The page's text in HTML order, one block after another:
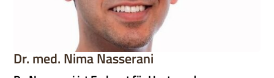
Dr. med. Nima Nasserani